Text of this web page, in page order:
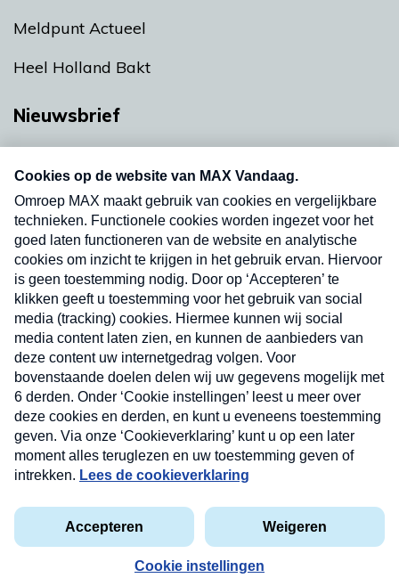
Meldpunt Actueel
Heel Holland Bakt
Nieuwsbrief
nieuwsbrief. Elke vrijdag- en dinsdagochtend in
uw mailbox.
Verzend
Privacyverklaring
Cookieverklaring
Kwetsbaarheid melden
Copyright © 2026 MAX Vandaag - Omroep MAX
Nieuwsbrief
Neem hier een gratis abonnement op onze
nieuwsbrief. Elke vrijdag- en dinsdagochtend in uw